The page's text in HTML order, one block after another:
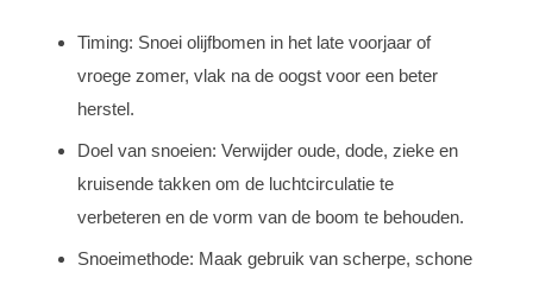
Timing: Snoei olijfbomen in het late voorjaar of
vroege zomer, vlak na de oogst voor een beter
herstel.
Doel van snoeien: Verwijder oude, dode, zieke en
kruisende takken om de luchtcirculatie te
verbeteren en de vorm van de boom te behouden.
Snoeimethode: Maak gebruik van scherpe, schone